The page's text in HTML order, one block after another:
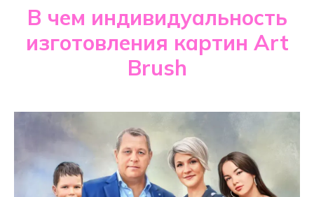
В чем индивидуальность
изготовления картин Art
Brush